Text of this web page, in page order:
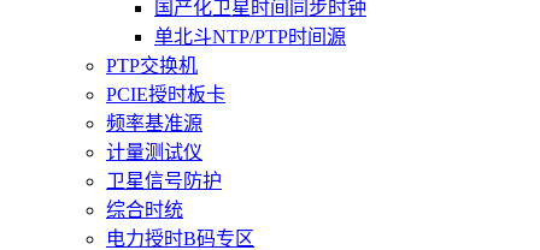
国产化卫星时间同步时钟
单北斗NTP/PTP时间源
PTP交换机
PCIE授时板卡
频率基准源
计量测试仪
卫星信号防护
综合时统
电力授时B码专区